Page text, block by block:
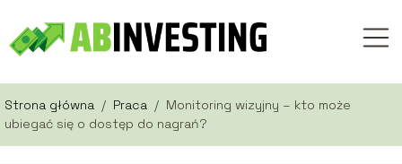
Strona główna / Praca / Monitoring wizyjny – kto może
ubiegać się o dostęp do nagrań?